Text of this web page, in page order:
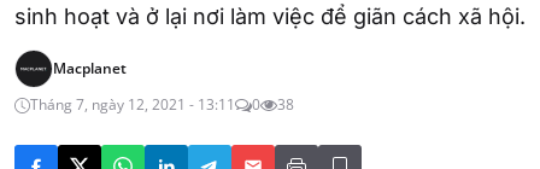
sinh hoạt và ở lại nơi làm việc để giãn cách xã hội.
Macplanet
Tháng 7, ngày 12, 2021 - 13:11
0 38